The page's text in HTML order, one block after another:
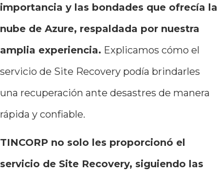
importancia y las bondades que ofrecía la
nube de Azure, respaldada por nuestra
amplia experiencia. Explicamos cómo el
servicio de Site Recovery podía brindarles
una recuperación ante desastres de manera
rápida y confiable.
TINCORP no solo les proporcionó el
servicio de Site Recovery, siguiendo las